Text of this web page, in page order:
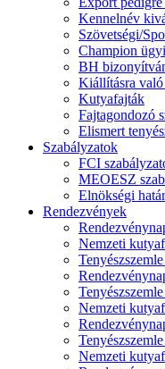
Kennelnév
Szövetségi/
Champion
BH
Kiállításra való
Kutyafajták
Fajtagondozó
Elismert
Szabályzatok
FCI
MEOESZ
Elnökségi
Rendezvények
Nemzeti
Nemzeti
Nemzeti